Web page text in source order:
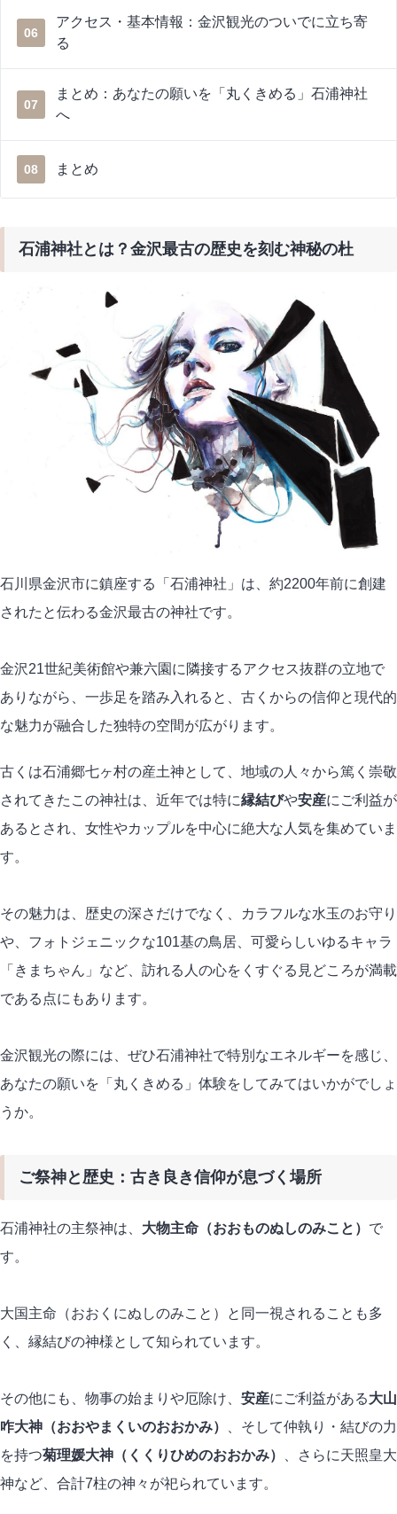
06
アクセス・基本情報：金沢観光のついでに立ち寄
る
07
まとめ：あなたの願いを「丸くきめる」石浦神社
へ
08 まとめ
石浦神社とは？金沢最古の歴史を刻む神秘の杜
石川県金沢市に鎮座する「石浦神社」は、約2200年前に創建
されたと伝わる金沢最古の神社です。
金沢21世紀美術館や兼六園に隣接するアクセス抜群の立地で
ありながら、一歩足を踏み入れると、古くからの信仰と現代的
な魅力が融合した独特の空間が広がります。
古くは石浦郷七ヶ村の産土神として、地域の人々から篤く崇敬
されてきたこの神社は、近年では特に縁結びや安産にご利益が
あるとされ、女性やカップルを中心に絶大な人気を集めていま
す。
その魅力は、歴史の深さだけでなく、カラフルな水玉のお守り
や、フォトジェニックな101基の鳥居、可愛らしいゆるキャラ
「きまちゃん」など、訪れる人の心をくすぐる見どころが満載
である点にもあります。
金沢観光の際には、ぜひ石浦神社で特別なエネルギーを感じ、
あなたの願いを「丸くきめる」体験をしてみてはいかがでしょ
うか。
ご祭神と歴史：古き良き信仰が息づく場所
石浦神社の主祭神は、 大物主命（おおものぬしのみこと） で
す。
大国主命（おおくにぬしのみこと）と同一視されることも多
く、縁結びの神様として知られています。
その他にも、物事の始まりや厄除け、 安産にご利益がある大山
咋大神（おおやまくいのおおかみ）
、そして仲執り・結びの力
を持つ菊理媛大神（くくりひめのおおかみ）
、さらに天照皇大
神など、合計7柱の神々が祀られています。